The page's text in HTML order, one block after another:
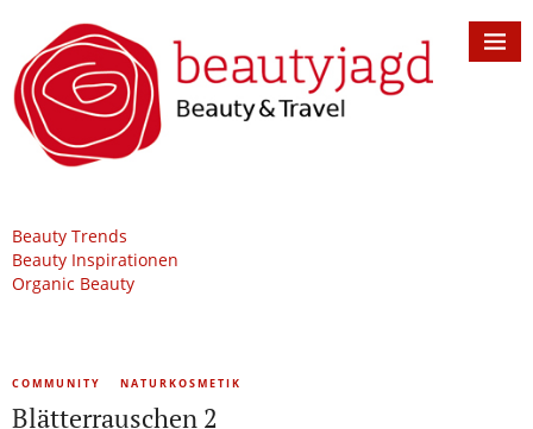
Beauty Trends
Beauty Inspirationen
Organic Beauty
COMMUNITY NATURKOSMETIK
Blätterrauschen 2